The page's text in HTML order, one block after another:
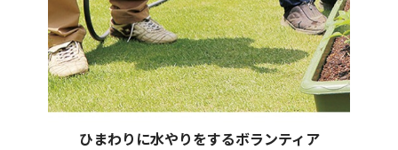
ひまわりに水やりをするボランティア